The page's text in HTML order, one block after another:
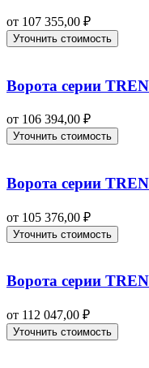
от 107 355,00 ₽
Уточнить стоимость
Ворота серии
от 106 394,00 ₽
Уточнить стоимость
Ворота серии
от 105 376,00 ₽
Уточнить стоимость
Ворота серии
от 112 047,00 ₽
Уточнить стоимость